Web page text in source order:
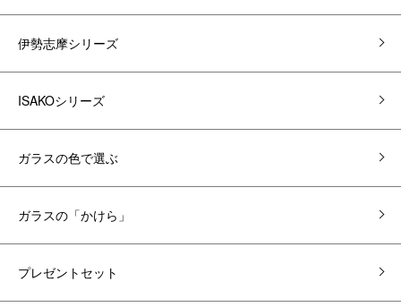
伊勢志摩シリーズ
ISAKOシリーズ
ガラスの色で選ぶ
ガラスの「かけら」
プレゼントセット